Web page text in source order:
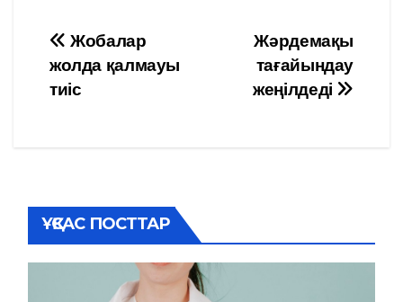
Навигация
по
Жәрдемақы
тағайындау
жеңілдеді
Жобалар
жолда қалмауы
тиіс
ҰҚСАС ПОСТТАР